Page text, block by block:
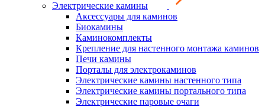
Электрические камины
Аксессуары для каминов
Биокамины
Каминокомплекты
Крепление для настенного монтажа каминов
Печи камины
Порталы для электрокаминов
Электрические камины настенного типа
Электрические камины портального типа
Электрические паровые очаги